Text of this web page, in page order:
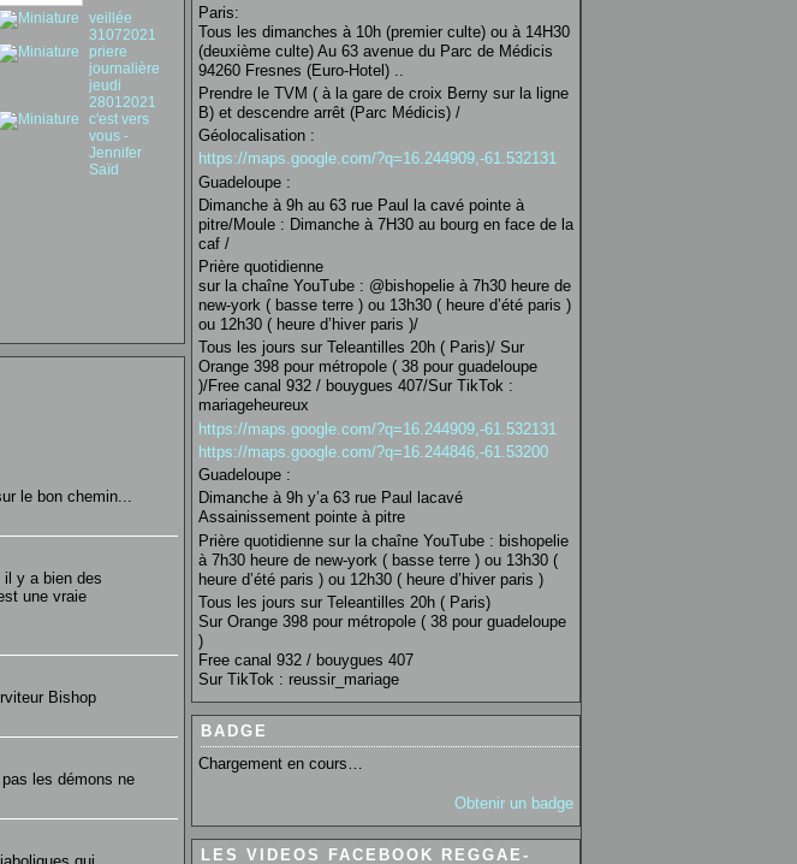
veillée
31072021
priere
journalière
jeudi
28012021
c'est vers
vous -
Jennifer
Saïd
le bon chemin...
y a bien des
une vraie
Bishop
les démons ne
Paris:
Tous les dimanches à 10h (premier culte) ou à 14H30
(deuxième culte) Au 63 avenue du Parc de Médicis
94260 Fresnes (Euro-Hotel) ..
Prendre le TVM ( à la gare de croix Berny sur la ligne
B) et descendre arrêt (Parc Médicis) /
Géolocalisation :
https://maps.google.com/?q=16.244909,-61.532131
Guadeloupe :
Dimanche à 9h au 63 rue Paul la cavé pointe à
pitre/Moule : Dimanche à 7H30 au bourg en face de la
caf /
Prière quotidienne
sur la chaîne YouTube : @bishopelie à 7h30 heure de
new-york ( basse terre ) ou 13h30 ( heure d’été paris )
ou 12h30 ( heure d’hiver paris )/
Tous les jours sur Teleantilles 20h ( Paris)/ Sur
Orange 398 pour métropole ( 38 pour guadeloupe
)/Free canal 932 / bouygues 407/Sur TikTok :
mariageheureux
https://maps.google.com/?q=16.244909,-61.532131
https://maps.google.com/?q=16.244846,-61.53200
Guadeloupe :
Dimanche à 9h y’a 63 rue Paul lacavé
Assainissement pointe à pitre
Prière quotidienne sur la chaîne YouTube : bishopelie
à 7h30 heure de new-york ( basse terre ) ou 13h30 (
heure d’été paris ) ou 12h30 ( heure d’hiver paris )
Tous les jours sur Teleantilles 20h ( Paris)
Sur Orange 398 pour métropole ( 38 pour guadeloupe
)
Free canal 932 / bouygues 407
Sur TikTok : reussir_mariage
BADGE
Chargement en cours…
Obtenir un badge
LES VIDEOS FACEBOOK REGGAE-